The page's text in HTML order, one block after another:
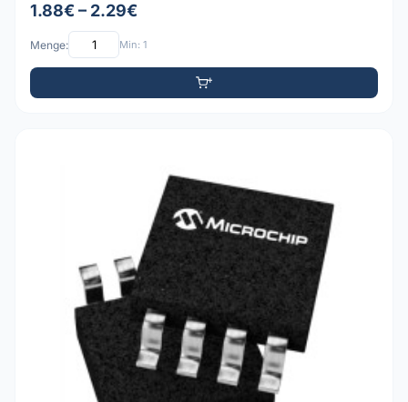
1.88€ – 2.29€
Menge: Min: 1